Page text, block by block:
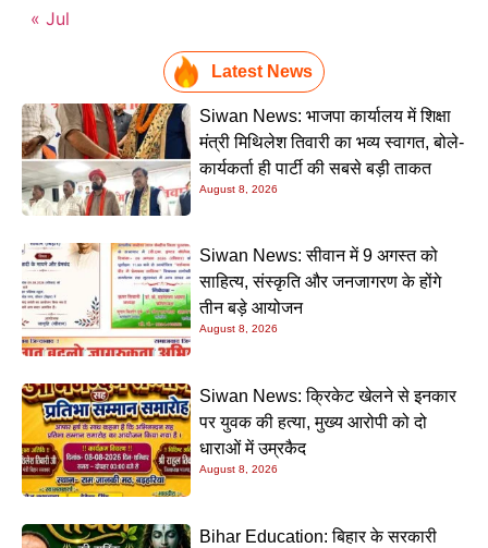
« Jul
Latest News
Siwan News: भाजपा कार्यालय में शिक्षा
मंत्री मिथिलेश तिवारी का भव्य स्वागत, बोले-
कार्यकर्ता ही पार्टी की सबसे बड़ी ताकत
August 8, 2026
Siwan News: सीवान में 9 अगस्त को
साहित्य, संस्कृति और जनजागरण के होंगे
तीन बड़े आयोजन
August 8, 2026
Siwan News: क्रिकेट खेलने से इनकार
पर युवक की हत्या, मुख्य आरोपी को दो
धाराओं में उम्रकैद
August 8, 2026
Bihar Education: बिहार के सरकारी